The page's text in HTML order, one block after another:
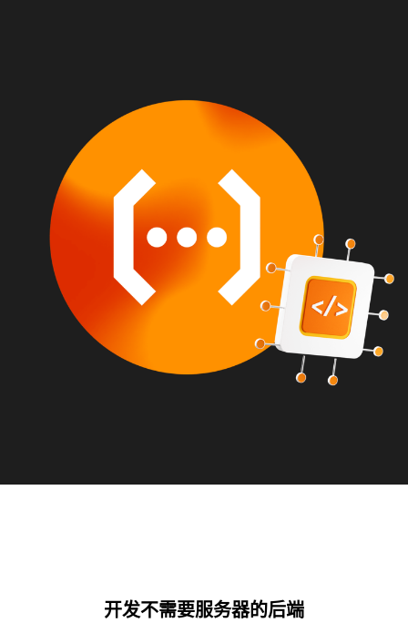
开发不需要服务器的后端